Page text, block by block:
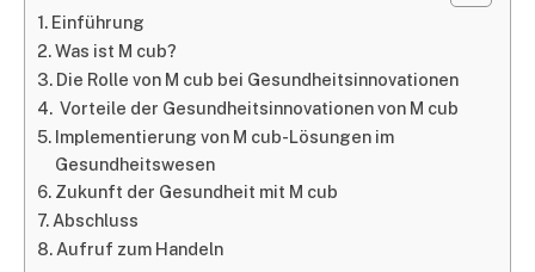
Einführung
Was ist M cub?
Die Rolle von M cub bei Gesundheitsinnovationen
Vorteile der Gesundheitsinnovationen von M cub
Implementierung von M cub-Lösungen im
Gesundheitswesen
Zukunft der Gesundheit mit M cub
Abschluss
Aufruf zum Handeln